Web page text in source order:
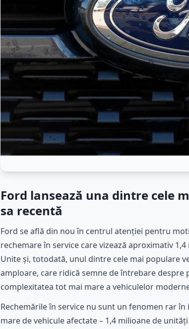
Ford lansează una dintre cele
sa recentă
Ford se află din nou în centrul atenției pentru
rechemare în service care vizează aproximativ
Unite și, totodată, unul dintre cele mai populare
amploare, care ridică semne de întrebare
complexitatea tot mai mare a vehiculelor
Rechemările în service nu sunt un fenomen rar
mare de vehicule afectate – 1,4 milioane de